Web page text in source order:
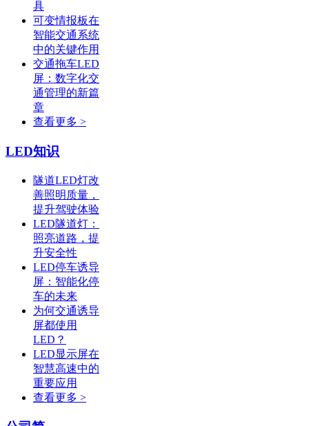
具
可变情报板在
智能交通系统
中的关键作用
交通拖车LED
屏：数字化交
通管理的新篇
章
查看更多 >
LED知识
隧道LED灯改
善照明质量，
提升驾驶体验
LED隧道灯：
照亮道路，提
升安全性
LED停车诱导
屏：智能化停
车的未来
为何交通诱导
屏都使用
LED？
LED显示屏在
智慧高速中的
重要应用
查看更多 >